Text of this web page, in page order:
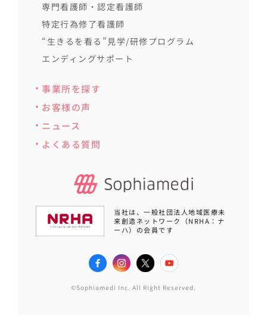
専門看護師・認定看護師
特定行為修了看護師
“生きるを看る”見学/研修プログラム
エンディングサポート
事業所を探す
お客様の声
ニュース
よくある質問
当社は、一般社団法人地域医療未
来創造ネットワーク（NRHA：ナ
ーハ）の会員です
©Sophiamedi Inc. All Right Reserved.